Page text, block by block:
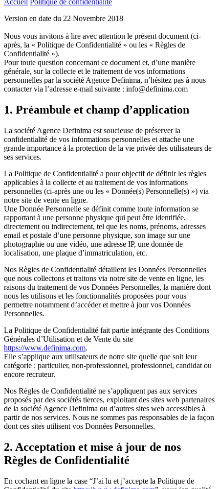
Accueil Politique de confidentialité
Version en date du 22 Novembre 2018
Nous vous invitons à lire avec attention le présent document (ci-
après, la « Politique de Confidentialité » ou les « Règles de
Confidentialité »).
Pour toute question concernant ce document et, d’une manière
générale, sur la collecte et le traitement de vos informations
personnelles par la société Agence Definima, n’hésitez pas à nous
contacter via l’adresse e-mail suivante : info@definima.com
1. Préambule et champ d’application
La société Agence Definima est soucieuse de préserver la
confidentialité de vos informations personnelles et attache une
grande importance à la protection de la vie privée des utilisateurs de
ses services.
La Politique de Confidentialité a pour objectif de définir les règles
applicables à la collecte et au traitement de vos informations
personnelles (ci-après une ou les « Donnée(s) Personnelle(s) ») via
notre site de vente en ligne.
Une Donnée Personnelle se définit comme toute information se
rapportant à une personne physique qui peut être identifiée,
directement ou indirectement, tel que les noms, prénoms, adresses
email et postale d’une personne physique, son image sur une
photographie ou une vidéo, une adresse IP, une donnée de
localisation, une plaque d’immatriculation, etc.
Nos Règles de Confidentialité détaillent les Données Personnelles
que nous collectons et traitons via notre site de vente en ligne, les
raisons du traitement de vos Données Personnelles, la manière dont
nous les utilisons et les fonctionnalités proposées pour vous
permettre notamment d’accéder et mettre à jour vos Données
Personnelles.
La Politique de Confidentialité fait partie intégrante des Conditions
Générales d’Utilisation et de Vente du site
https://www.definima.com.
Elle s’applique aux utilisateurs de notre site quelle que soit leur
catégorie : particulier, non-professionnel, professionnel, candidat ou
encore recruteur.
Nos Règles de Confidentialité ne s’appliquent pas aux services
proposés par des sociétés tierces, exploitant des sites web partenaires
de la société Agence Definima ou d’autres sites web accessibles à
partir de nos services. Nous ne sommes pas responsables de la façon
dont ces sites utilisent vos Données Personnelles.
2. Acceptation et mise à jour de nos
Règles de Confidentialité
En cochant en ligne la case “J’ai lu et j’accepte la Politique de